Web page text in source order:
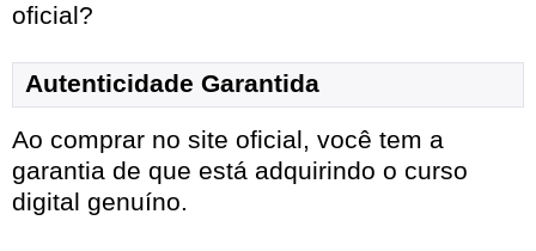
oficial?
Autenticidade Garantida
Ao comprar no site oficial, você tem a
garantia de que está adquirindo o curso
digital genuíno.